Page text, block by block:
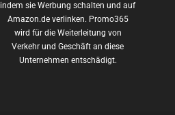
indem sie Werbung schalten und auf
Amazon.de verlinken. Promo365
wird für die Weiterleitung von
Verkehr und Geschäft an diese
Unternehmen entschädigt.